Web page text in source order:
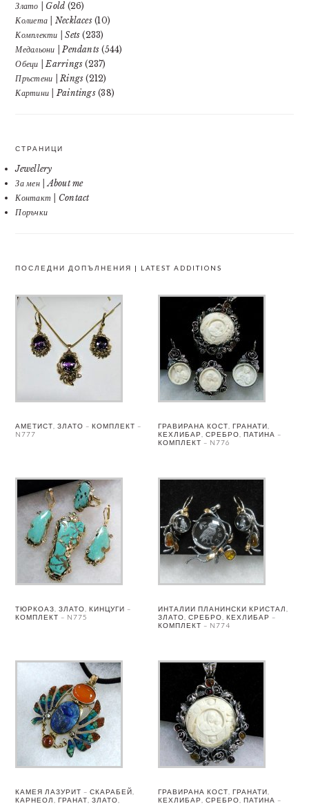
Злато | Gold (26)
Колиета | Necklaces(10)
Комплекти | Sets (233)
Медальони | Pendants (544)
Обеци | Earrings (237)
Пръстени | Rings (212)
Картини | Paintings(38)
СТРАНИЦИ
Jewellery
За мен | About me
Контакт | Contact
Поръчки
ПОСЛЕДНИ ДОПЪЛНЕНИЯ | LATEST ADDITIONS
АМЕТИСТ, ЗЛАТО – КОМПЛЕКТ –
N777
ГРАВИРАНА КОСТ, ГРАНАТИ,
КЕХЛИБАР, СРЕБРО, ПАТИНА –
КОМПЛЕКТ – N776
ТЮРКОАЗ, ЗЛАТО, КИНЦУГИ –
КОМПЛЕКТ – N775
ИНТАЛИИ ПЛАНИНСКИ КРИСТАЛ,
ЗЛАТО, СРЕБРО, КЕХЛИБАР –
КОМПЛЕКТ – N774
КАМЕЯ ЛАЗУРИТ – СКАРАБЕЙ,
КАРНЕОЛ, ГРАНАТ, ЗЛАТО,
ГРАВИРАНА КОСТ, ГРАНАТИ,
КЕХЛИБАР, СРЕБРО, ПАТИНА –